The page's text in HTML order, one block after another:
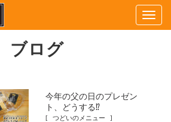
ブログ
今年の父の日のプレゼン
ト、どうする⁉️
[ つどいのメニュー ]